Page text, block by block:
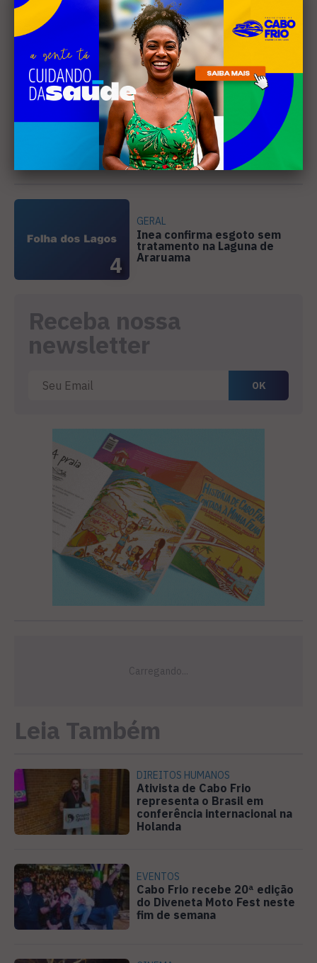
2
Cabo Frio recebe 20ª edição
do Diveneta Moto Fest neste
fim de semana
3
GERAL
Cora Coralina é tema da 9ª
edição do Leituras no Mart,
em Cabo Frio
4
GERAL
Inea confirma esgoto sem
tratamento na Laguna de
Araruama
Receba nossa
newsletter
Leia Também
DIREITOS HUMANOS
Ativista de Cabo Frio
representa o Brasil em
conferência internacional na
Holanda
EVENTOS
Cabo Frio recebe 20ª edição
do Diveneta Moto Fest neste
fim de semana